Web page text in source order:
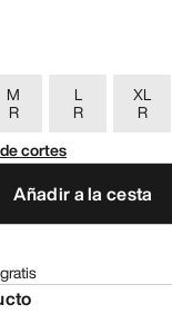
M
R
L
R
XL
R
cortes
Añadir a la cesta